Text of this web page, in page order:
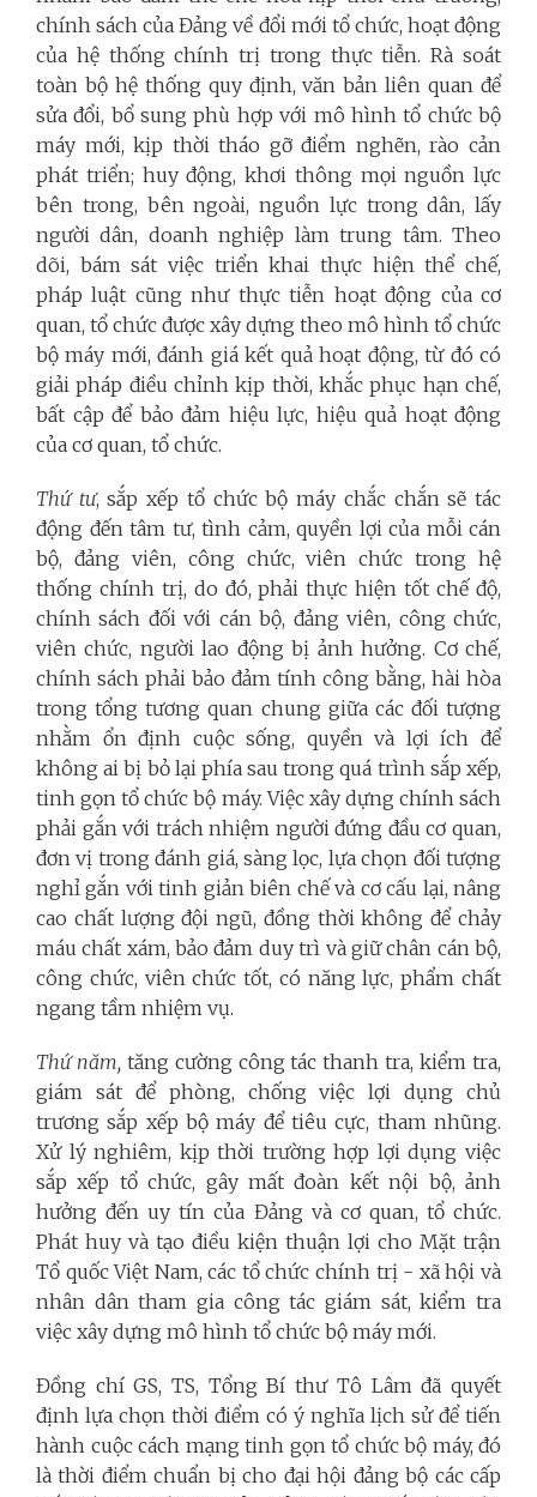
chính sách của Đảng về đổi mới tổ chức, hoạt động
của hệ thống chính trị trong thực tiễn. Rà soát
toàn bộ hệ thống quy định, văn bản liên quan để
sửa đổi, bổ sung phù hợp với mô hình tổ chức bộ
máy mới, kịp thời tháo gỡ điểm nghẽn, rào cản
phát triển; huy động, khơi thông mọi nguồn lực
bên trong, bên ngoài, nguồn lực trong dân, lấy
người dân, doanh nghiệp làm trung tâm. Theo
dõi, bám sát việc triển khai thực hiện thể chế,
pháp luật cũng như thực tiễn hoạt động của cơ
quan, tổ chức được xây dựng theo mô hình tổ chức
bộ máy mới, đánh giá kết quả hoạt động, từ đó có
giải pháp điều chỉnh kịp thời, khắc phục hạn chế,
bất cập để bảo đảm hiệu lực, hiệu quả hoạt động
của cơ quan, tổ chức.
Thứ tư, sắp xếp tổ chức bộ máy chắc chắn sẽ tác
động đến tâm tư, tình cảm, quyền lợi của mỗi cán
bộ, đảng viên, công chức, viên chức trong hệ
thống chính trị, do đó, phải thực hiện tốt chế độ,
chính sách đối với cán bộ, đảng viên, công chức,
viên chức, người lao động bị ảnh hưởng. Cơ chế,
chính sách phải bảo đảm tính công bằng, hài hòa
trong tổng tương quan chung giữa các đối tượng
nhằm ổn định cuộc sống, quyền và lợi ích để
không ai bị bỏ lại phía sau trong quá trình sắp xếp,
tinh gọn tổ chức bộ máy. Việc xây dựng chính sách
phải gắn với trách nhiệm người đứng đầu cơ quan,
đơn vị trong đánh giá, sàng lọc, lựa chọn đối tượng
nghỉ gắn với tinh giản biên chế và cơ cấu lại, nâng
cao chất lượng đội ngũ, đồng thời không để chảy
máu chất xám, bảo đảm duy trì và giữ chân cán bộ,
công chức, viên chức tốt, có năng lực, phẩm chất
ngang tầm nhiệm vụ.
Thứ năm, tăng cường công tác thanh tra, kiểm tra,
giám sát để phòng, chống việc lợi dụng chủ
trương sắp xếp bộ máy để tiêu cực, tham nhũng.
Xử lý nghiêm, kịp thời trường hợp lợi dụng việc
sắp xếp tổ chức, gây mất đoàn kết nội bộ, ảnh
hưởng đến uy tín của Đảng và cơ quan, tổ chức.
Phát huy và tạo điều kiện thuận lợi cho Mặt trận
Tổ quốc Việt Nam, các tổ chức chính trị - xã hội và
nhân dân tham gia công tác giám sát, kiểm tra
việc xây dựng mô hình tổ chức bộ máy mới.
Đồng chí GS, TS, Tổng Bí thư Tô Lâm đã quyết
định lựa chọn thời điểm có ý nghĩa lịch sử để tiến
hành cuộc cách mạng tinh gọn tổ chức bộ máy, đó
là thời điểm chuẩn bị cho đại hội đảng bộ các cấp